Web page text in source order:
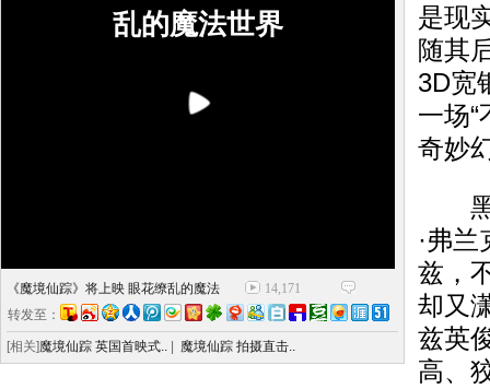
乱的魔法世界
《魔境仙踪》将上映 眼花缭乱的魔法
14,171
转发至：
[相关]魔境仙踪 英国首映式.. 魔境仙踪 拍摄直击..
是现
随其
3D宽
一场
奇妙
黑
·弗
兹，
却又
兹英
高、